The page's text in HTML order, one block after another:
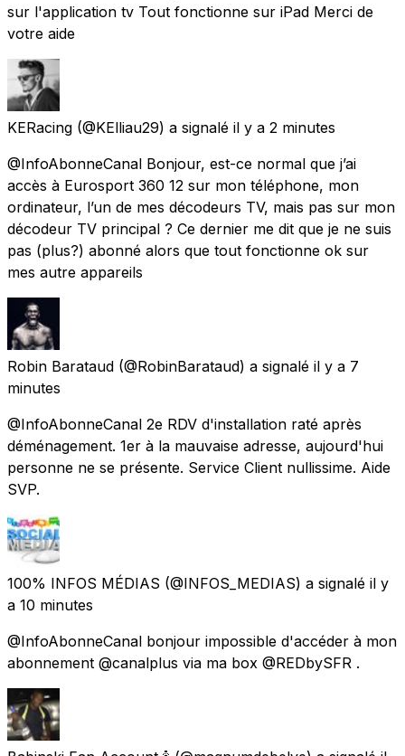
sur l'application tv Tout fonctionne sur iPad Merci de
votre aide
KERacing (@KElliau29) a signalé il y a 2 minutes
@InfoAbonneCanal Bonjour, est-ce normal que j’ai
accès à Eurosport 360 12 sur mon téléphone, mon
ordinateur, l’un de mes décodeurs TV, mais pas sur mon
décodeur TV principal ? Ce dernier me dit que je ne suis
pas (plus?) abonné alors que tout fonctionne ok sur
mes autre appareils
Robin Barataud (@RobinBarataud) a signalé il y a 7
minutes
@InfoAbonneCanal 2e RDV d'installation raté après
déménagement. 1er à la mauvaise adresse, aujourd'hui
personne ne se présente. Service Client nullissime. Aide
SVP.
100% INFOS MÉDIAS (@INFOS_MEDIAS) a signalé il y
a 10 minutes
@InfoAbonneCanal bonjour impossible d'accéder à mon
abonnement @canalplus via ma box @REDbySFR .